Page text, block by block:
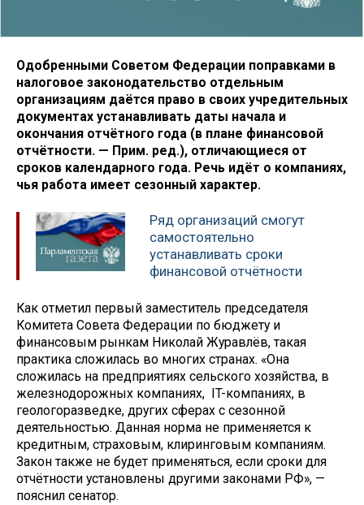
Одобренными Советом Федерации поправками в
налоговое законодательство отдельным
организациям даётся право в своих учредительных
документах устанавливать даты начала и
окончания отчётного года (в плане финансовой
отчётности. — Прим. ред.), отличающиеся от
сроков календарного года. Речь идёт о компаниях,
чья работа имеет сезонный характер.
Ряд организаций смогут
самостоятельно
устанавливать сроки
финансовой отчётности
Как отметил первый заместитель председателя
Комитета Совета Федерации по бюджету и
финансовым рынкам Николай Журавлёв, такая
практика сложилась во многих странах. «Она
сложилась на предприятиях сельского хозяйства, в
железнодорожных компаниях, IT-компаниях, в
геологоразведке, других сферах с сезонной
деятельностью. Данная норма не применяется к
кредитным, страховым, клиринговым компаниям.
Закон также не будет применяться, если сроки для
отчётности установлены другими законами РФ», —
пояснил сенатор.